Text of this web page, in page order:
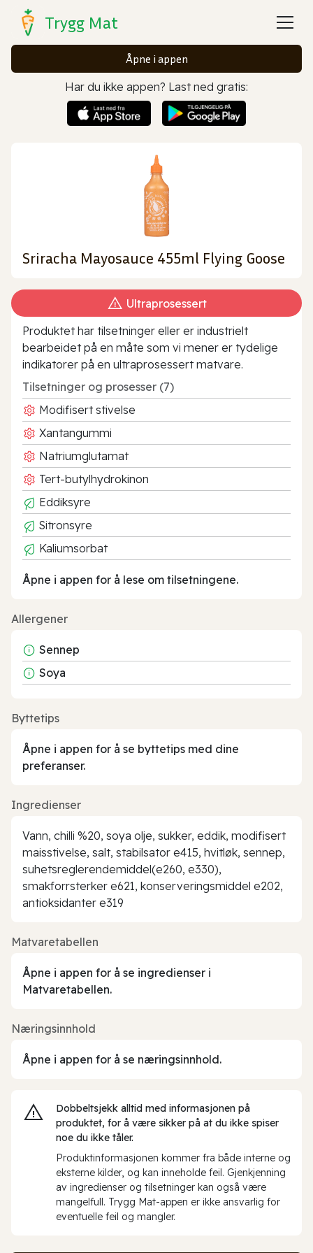
Trygg Mat
Åpne i appen
Har du ikke appen? Last ned gratis:
Sriracha Mayosauce 455ml Flying Goose
Ultraprosessert
Produktet har tilsetninger eller er industrielt
bearbeidet på en måte som vi mener er tydelige
indikatorer på en ultraprosessert matvare.
Tilsetninger og prosesser (7)
Modifisert stivelse
Xantangummi
Natriumglutamat
Tert-butylhydrokinon
Eddiksyre
Sitronsyre
Kaliumsorbat
Åpne i appen for å lese om tilsetningene.
Allergener
Sennep
Soya
Byttetips
Åpne i appen for å se byttetips med dine
preferanser.
Ingredienser
Vann, chilli %20, soya olje, sukker, eddik, modifisert
maisstivelse, salt, stabilsator e415, hvitløk, sennep,
suhetsreglerendemiddel(e260, e330),
smakforrsterker e621, konserveringsmiddel e202,
antioksidanter e319
Matvaretabellen
Åpne i appen for å se ingredienser i
Matvaretabellen.
Næringsinnhold
Åpne i appen for å se næringsinnhold.
Dobbeltsjekk alltid med informasjonen på
produktet, for å være sikker på at du ikke spiser
noe du ikke tåler.
Produktinformasjonen kommer fra både interne og
eksterne kilder, og kan inneholde feil. Gjenkjenning
av ingredienser og tilsetninger kan også være
mangelfull. Trygg Mat-appen er ikke ansvarlig for
eventuelle feil og mangler.